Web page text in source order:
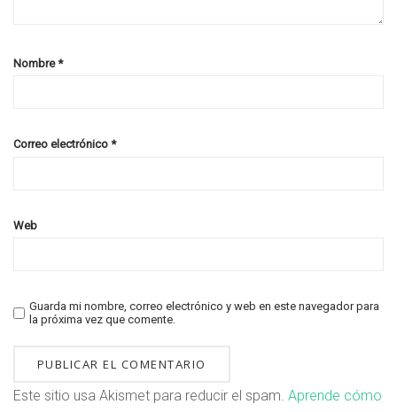
Nombre*
Correo electrónico *
Web
Guarda mi nombre, correo electrónico y web en este navegador para
la próxima vez que comente.
Este sitio usa Akismet para reducir el spam. Aprende cómo